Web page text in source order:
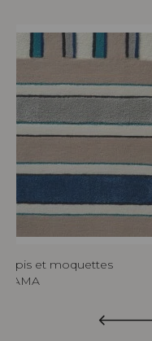
Tapis et moquettes
GAMA